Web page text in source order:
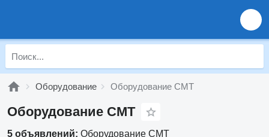
Оборудование Оборудование CMT
Оборудование CMT
5 объявлений: Оборудование CMT